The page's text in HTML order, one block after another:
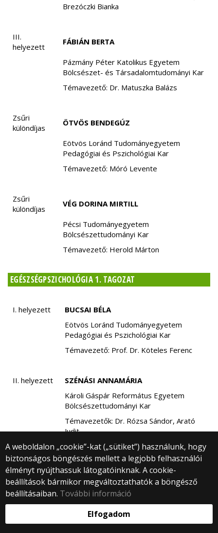
Brezóczki Bianka
III.
helyezett
FÁBIÁN BERTA
Pázmány Péter Katolikus Egyetem
Bölcsészet- és Társadalomtudományi Kar
Témavezető: Dr. Matuszka Balázs
Zsűri
különdíjas
ÖTVÖS BENDEGÚZ
Eötvös Loránd Tudományegyetem
Pedagógiai és Pszichológiai Kar
Témavezető: Móró Levente
Zsűri
különdíjas
VÉG DORINA MIRTILL
Pécsi Tudományegyetem
Bölcsészettudományi Kar
Témavezető: Herold Márton
EGÉSZSÉGPSZICHOLÓGIA 1. TAGOZAT
I. helyezett
BUCSAI BÉLA
Eötvös Loránd Tudományegyetem
Pedagógiai és Pszichológiai Kar
Témavezető: Prof. Dr. Köteles Ferenc
II. helyezett
SZÉNÁSI ANNAMÁRIA
Károli Gáspár Református Egyetem
Bölcsészettudományi Kar
Témavezetők: Dr. Rózsa Sándor, Arató
Judit
III.
helyezett
NÉMETH ZSÓFIA
Eötvös Loránd Tudományegyetem
Pedagógiai és Pszichológiai Kar -
Szombathely
Témavezető: Dr. Nagy Beáta Magda
A weboldalon „cookie”-kat („sütiket”) használunk, hogy
biztonságos böngészés mellett a legjobb felhasználói
élményt nyújthassuk látogatóinknak. A cookie-
beállítások bármikor megváltoztathatók a böngésző
beállításaiban. További információ
Elfogadom